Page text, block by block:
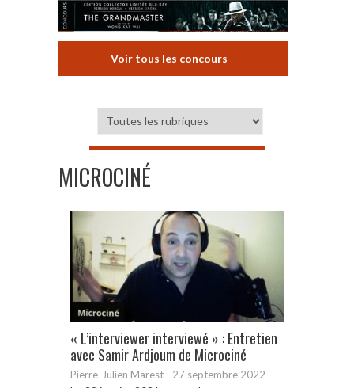
Voir tous les concours
MICROCINÉ
« L’interviewer interviewé » : Entretien
avec Samir Ardjoum de Microciné
Pierre-Julien Marest - 27 septembre 2022